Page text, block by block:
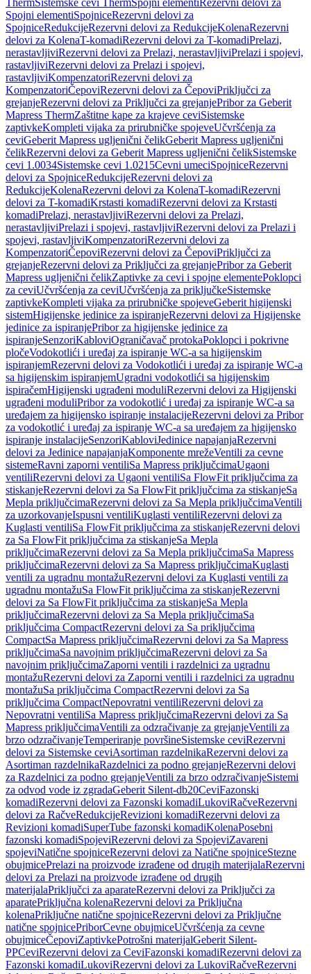
ThermSistemske cevi ThermSpojni elementi Rezervni delovi za
Spojni elementiSpojniceRezervni delovi za
SpojniceRedukcijeRezervni delovi za RedukcijeKolenaRezervni
delovi za KolenaT-komadiRezervni delovi za T-komadiPrelazi,
nerastavljiviRezervni delovi za Prelazi, nerastavljiviPrelazi i spojevi,
rastavljiviRezervni delovi za Prelazi i spojevi,
rastavljiviKompenzatoriRezervni delovi za
KompenzatoriČepoviRezervni delovi za ČepoviPriključci za
grejanjeRezervni delovi za Priključci za grejanjePribor za Geberit
Mapress ThermZaštitne kape za krajeve ceviSistemske
zaptivkeKompleti vijaka za prirubničke spojeveUčvršćenja za
ceviGeberit Mapress ugljenični čelikGeberit Mapress ugljenični
čelikRezervni delovi za Geberit Mapress ugljenični čelikSistemske
cevi 1.0034Sistemske cevi 1.0215Cevni umeciSpojniceRezervni
delovi za SpojniceRedukcijeRezervni delovi za
RedukcijeKolenaRezervni delovi za KolenaT-komadiRezervni
delovi za T-komadiKrstasti komadiRezervni delovi za Krstasti
komadiPrelazi, nerastavljiviRezervni delovi za Prelazi,
nerastavljiviPrelazi i spojevi, rastavljiviRezervni delovi za Prelazi i
spojevi, rastavljiviKompenzatoriRezervni delovi za
KompenzatoriČepoviRezervni delovi za ČepoviPriključci za
grejanjeRezervni delovi za Priključci za grejanjePribor za Geberit
Mapress ugljenični čelikZaptivke za cevi i spojne elementePoklopci
za ceviUčvršćenja za ceviUčvršćenja za priključkeSistemske
zaptivkeKompleti vijaka za prirubničke spojeveGeberit higijenski
sistemHigijenske jedinice za ispiranjeRezervni delovi za Higijenske
jedinice za ispiranjePribor za higijenske jedinice za
ispiranjeSenzoriKabloviOgraničavač protokaPoklopci i pokrivne
pločeVodokotlići i uređaj za ispiranje WC-a sa higijenskim
ispiranjemRezervni delovi za Vodokotlići i uređaj za ispiranje WC-a
sa higijenskim ispiranjemUgradni vodokotlići sa higijenskim
ispiračemHigijenski ugrađeni moduliRezervni delovi za Higijenski
ugrađeni moduliPribor za vodokotlić i uređaj za ispiranje WC-a sa
uređajem za higijensko ispiranje instalacijeRezervni delovi za Pribor
za vodokotlić i uređaj za ispiranje WC-a sa uređajem za higijensko
ispiranje instalacijeSenzoriKabloviJedinice napajanjaRezervni
delovi za Jedinice napajanjaKomponente mrežeVentili za cevne
sistemeRavni zaporni ventiliSa Mapress priključcimaUgaoni
ventiliRezervni delovi za Ugaoni ventiliSa FlowFit priključcima za
stiskanjeRezervni delovi za Sa FlowFit priključcima za stiskanjeSa
Mepla priključcimaRezervni delovi za Sa Mepla priključcimaVentili
za uzorkovanjeIspusni ventiliKuglasti ventiliRezervni delovi za
Kuglasti ventiliSa FlowFit priključcima za stiskanjeRezervni delovi
za Sa FlowFit priključcima za stiskanjeSa Mepla
priključcimaRezervni delovi za Sa Mepla priključcimaSa Mapress
priključcimaRezervni delovi za Sa Mapress priključcimaKuglasti
ventili za ugradnu montažuRezervni delovi za Kuglasti ventili za
ugradnu montažuSa FlowFit priključcima za stiskanjeRezervni
delovi za Sa FlowFit priključcima za stiskanjeSa Mepla
priključcimaRezervni delovi za Sa Mepla priključcimaSa
priključcima CompactRezervni delovi za Sa priključcima
CompactSa Mapress priključcimaRezervni delovi za Sa Mapress
priključcimaSa navojnim priključcimaRezervni delovi za Sa
navojnim priključcimaZaporni ventili i razdelnici za ugradnu
montažuRezervni delovi za Zaporni ventili i razdelnici za ugradnu
montažuSa priključcima CompactRezervni delovi za Sa
priključcima CompactNepovratni ventiliRezervni delovi za
Nepovratni ventiliSa Mapress priključcimaRezervni delovi za Sa
Mapress priključcimaVentili za odzračivanje za grejanjeVentili za
brzo odzračivanjeTemperiranje površineSistemske ceviRezervni
delovi za Sistemske ceviAsortiman razdelnikaRezervni delovi za
Asortiman razdelnikaRazdelnici za podno grejanjeRezervni delovi
za Razdelnici za podno grejanjeVentili za brzo odzračivanjeSistemi
za odvod vode iz zgradaGeberit Silent-db20CeviFazonski
komadiRezervni delovi za Fazonski komadiLukoviRačveRezervni
delovi za RačveRedukcijeRevizioni komadiRezervni delovi za
Revizioni komadiSuperTube fazonski komadiKolenaPosebni
fazonski komadiSpojeviRezervni delovi za SpojeviZavareni
spojeviNatične spojniceRezervni delovi za Natične spojniceStezne
obujmicePrelazi na proizvode izrađene od drugih materijalaRezervni
delovi za Prelazi na proizvode izrađene od drugih
materijalaPriključci za aparateRezervni delovi za Priključci za
aparatePriključna kolenaRezervni delovi za Priključna
kolenaPriključne natične spojniceRezervni delovi za Priključne
natične spojnicePriborCevne obujmiceUčvršćenja za cevne
obujmiceČepoviZaptivkePotrošni materijalGeberit Silent-
PPCeviRezervni delovi za CeviFazonski komadiRezervni delovi za
Fazonski komadiLukoviRezervni delovi za LukoviRačveRezervni